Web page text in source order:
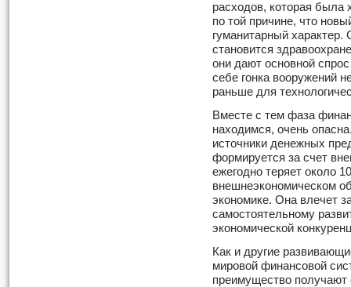
расходов, которая была
по той причине, что
гуманитарный
становится
они дают основной
себе гонка вооружений
раньше для
Вместе с тем фаза
находимся, очень
источники денежных
формируется за счет
ежегодно теряет около
внешнеэкономическом
экономике. Она влечет
самостоятельному
экономической
Как и другие
мировой финансовой
преимущество